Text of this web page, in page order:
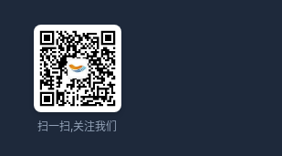
扫一扫,关注我们